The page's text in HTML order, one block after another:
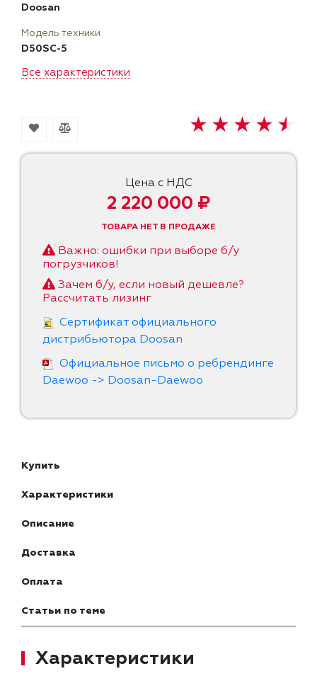
Цена с НДС
2 220 000 ₽
ТОВАРА НЕТ В ПРОДАЖЕ
Важно: ошибки при выборе б/у
погрузчиков!
Зачем б/у, если новый дешевле?
Рассчитать лизинг
Сертификат официального
дистрибьютора Doosan
Официальное письмо о ребрендинге
Daewoo -> Doosan-Daewoo
Все характеристики
Doosan
Модель техники
D50SC-5
Купить
Характеристики
Описание
Доставка
Оплата
Статьи по теме
Характеристики